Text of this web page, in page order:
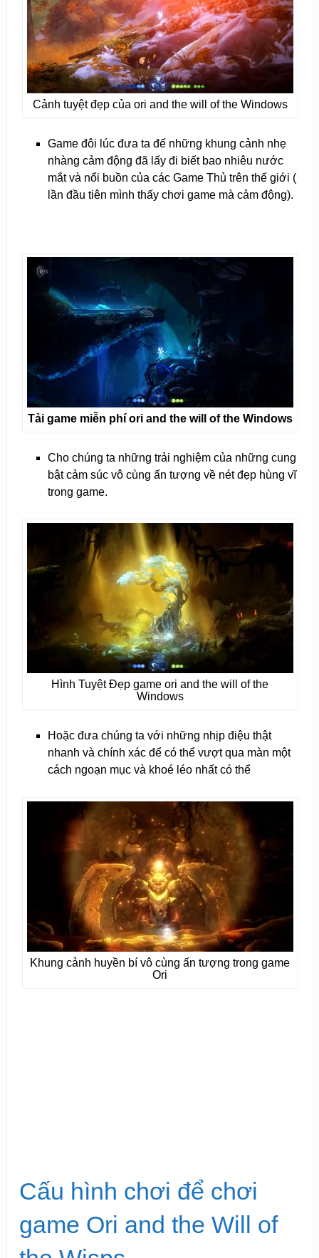
Cảnh tuyệt đẹp của ori and the will of the Windows
Game đôi lúc đưa ta đế những khung cảnh nhẹ
nhàng cảm động đã lấy đi biết bao nhiêu nước
mắt và nổi buồn của các Game Thủ trên thế giới (
lần đầu tiên mình thấy chơi game mà cảm động).
Tải game miễn phí ori and the will of the Windows
Cho chúng ta những trải nghiệm của những cung
bật cảm súc vô cùng ấn tượng về nét đẹp hùng vĩ
trong game.
Hình Tuyệt Đẹp game ori and the will of the
Windows
Hoặc đưa chúng ta với những nhịp điệu thật
nhanh và chính xác để có thể vượt qua màn một
cách ngoạn mục và khoé léo nhất có thể
Khung cảnh huyền bí vô cùng ấn tượng trong game
Ori
Cấu hình chơi để chơi
game Ori and the Will of